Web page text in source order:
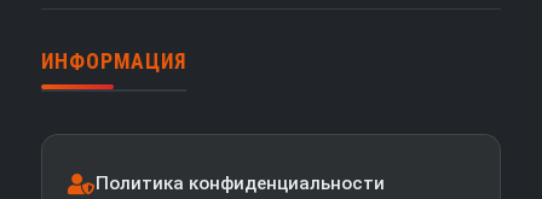
ИНФОРМАЦИЯ
Политика конфиденциальности